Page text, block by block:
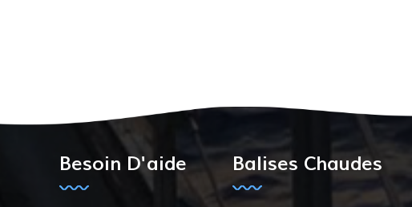
Besoin D'aide Balises Chaudes